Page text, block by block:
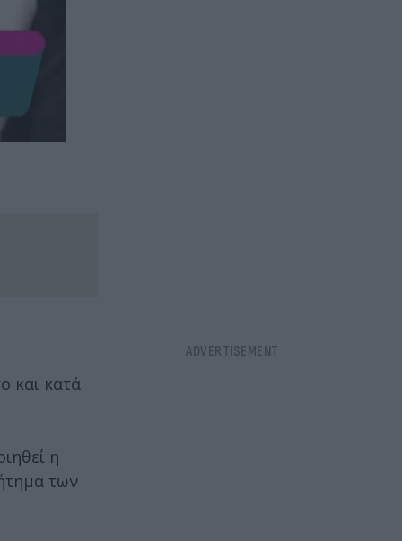
και κατά
η
των